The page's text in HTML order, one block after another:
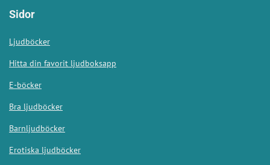
Sidor
Ljudböcker
Hitta din favorit ljudboksapp
E-böcker
Bra ljudböcker
Barnljudböcker
Erotiska ljudböcker